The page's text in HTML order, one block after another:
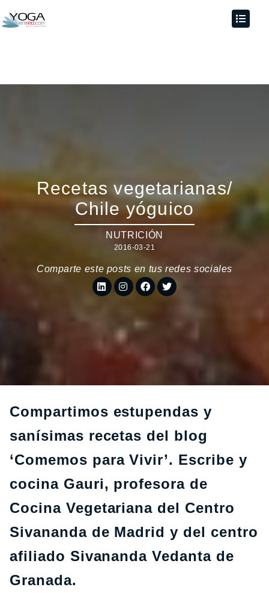
Recetas vegetarianas/
Chile yóguico
NUTRICIÓN
2016-03-21
Comparte este posts en tus redes sociales
Compartimos estupendas y
sanísimas recetas del blog
‘Comemos para Vivir’. Escribe y
cocina Gauri, profesora de
Cocina Vegetariana del Centro
Sivananda de Madrid y del centro
afiliado Sivananda Vedanta de
Granada.